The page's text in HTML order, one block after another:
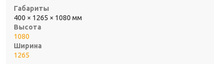
Габариты
400 × 1265 × 1080 мм
Высота
1080
Ширина
1265